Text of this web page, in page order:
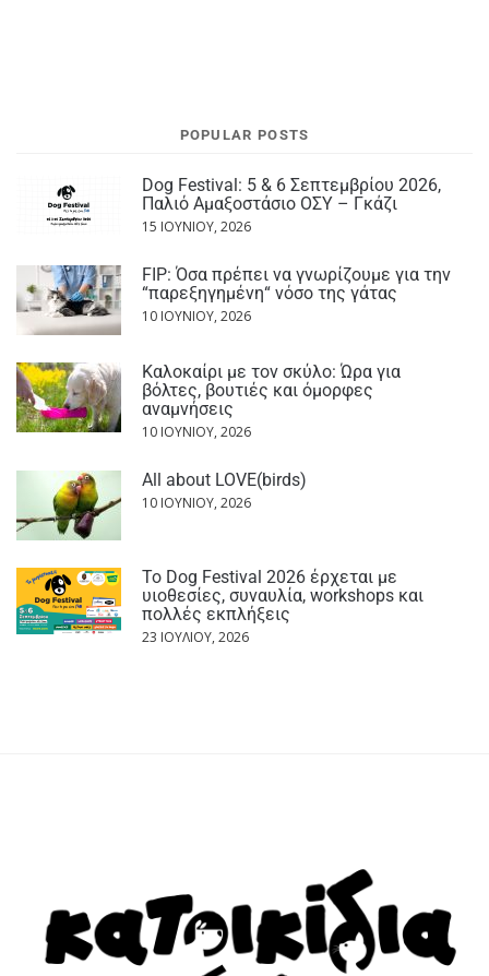
POPULAR POSTS
Dog Festival: 5 & 6 Σεπτεμβρίου 2026,
Παλιό Αμαξοστάσιο ΟΣΥ – Γκάζι
15 ΙΟΥΝΊΟΥ, 2026
FIP: Όσα πρέπει να γνωρίζουμε για την
“παρεξηγημένη“ νόσο της γάτας
10 ΙΟΥΝΊΟΥ, 2026
Καλοκαίρι με τον σκύλο: Ώρα για
βόλτες, βουτιές και όμορφες
αναμνήσεις
10 ΙΟΥΝΊΟΥ, 2026
All about LOVE(birds)
10 ΙΟΥΝΊΟΥ, 2026
Το Dog Festival 2026 έρχεται με
υιοθεσίες, συναυλία, workshops και
πολλές εκπλήξεις
23 ΙΟΥΛΊΟΥ, 2026